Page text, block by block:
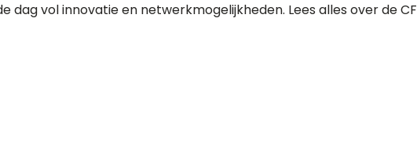
dag vol innovatie en netwerkmogelijkheden. Lees alles over de